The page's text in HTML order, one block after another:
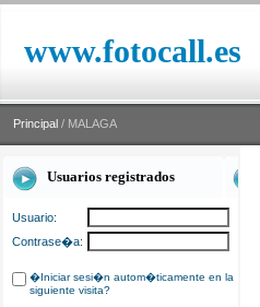
www.fotocall.es
Principal / MALAGA
Usuarios registrados
Usuario:
Contrase�a:
�Iniciar sesi�n autom�ticamente en la
siguiente visita?